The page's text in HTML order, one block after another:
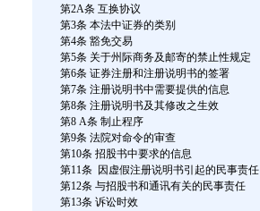
第2A条 互换协议
第3条 本法中证券的类别
第4条 豁免交易
第5条 关于州际商务及邮寄的禁止性规定
第6条 证券注册和注册说明书的签署
第7条 注册说明书中需要提供的信息
第8条 注册说明书及其修改之生效
第8 A条 制止程序
第9条 法院对命令的审查
第10条 招股书中要求的信息
第11条 因虚假注册说明书引起的民事责任
第12条 与招股书和通讯有关的民事责任
第13条 诉讼时效